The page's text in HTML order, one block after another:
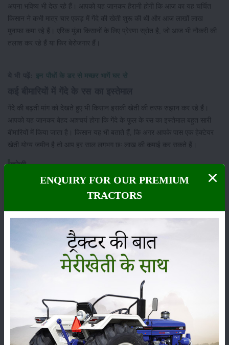
अपना भविष्य भी देख रहे हैं। आपको यह जानकर हैरानी होगी कि आज का यह चर्चित
किसान ने कभी मात्र चार एकड़ में गेंदे की खेती शुरू की थी और आज लाखों लाख
मुनाफा कमा रहे हैं। एरिक मुंडा किसानों के लिए प्रेरणा स्रोत है, जो आज भी नौकरी की
तलाश कर रहे हैं या फिर बेरोजगार हैं।
इन पौधों के डर से मच्छर भागें घर से
गेंदे की बढ़ती मांग को देखते हुए भी किसान इसकी खेती की तरफ रुझान कर रहे हैं।
आपको यह जानकर बेहद आश्चर्य होगा कि गेंदे के फूल के रस का इस्तेमाल बहुत सारी
बीमारियों में किया जाता है। किसान यह भी बताते हैं, कि अगर आपके पास एक हेक्टेयर
खेती योग्य जमीन है तो आप हर साल लगभग छः लाख की कमाई कर सकते हैं।
श्रेणी
कृषि यंत्र समाचार
ENQUIRY FOR OUR PREMIUM
TRACTORS